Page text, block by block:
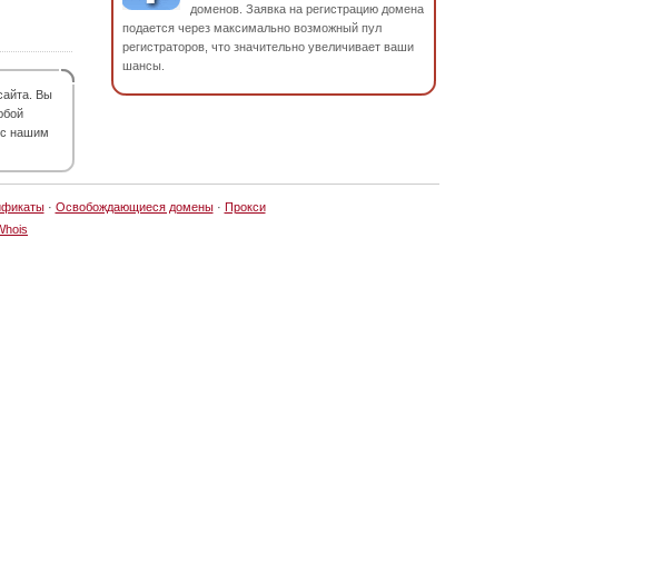
Вы
с нашим
доменов. Заявка на регистрацию домена
подается через максимально возможный пул
регистраторов, что значительно увеличивает ваши
шансы.
· Освобождающиеся домены· Прокси